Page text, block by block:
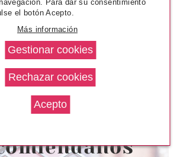
LAISEVEN
LAISEVEN GEL DE BAÑO
CANDY 750 ML
1.60€
Para dar su consentimiento
el botón Acepto.
Más información